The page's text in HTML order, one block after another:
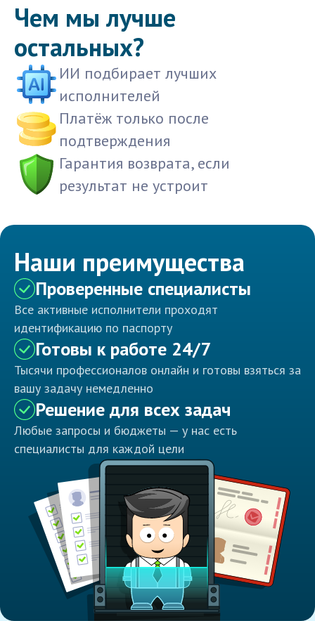
Чем мы лучше
остальных?
ИИ подбирает лучших
исполнителей
Платёж только после
подтверждения
Гарантия возврата, если
результат не устроит
Наши преимущества
Проверенные специалисты
Все активные исполнители проходят
идентификацию по паспорту
Готовы к работе 24/7
Тысячи профессионалов онлайн и готовы взяться за
вашу задачу немедленно
Решение для всех задач
Любые запросы и бюджеты — у нас есть
специалисты для каждой цели